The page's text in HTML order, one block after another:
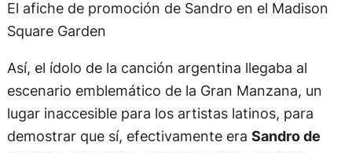
El afiche de promoción de Sandro en el Madison
Square Garden
Así, el ídolo de la canción argentina llegaba al
escenario emblemático de la Gran Manzana, un
lugar inaccesible para los artistas latinos, para
demostrar que sí, efectivamente era Sandro de